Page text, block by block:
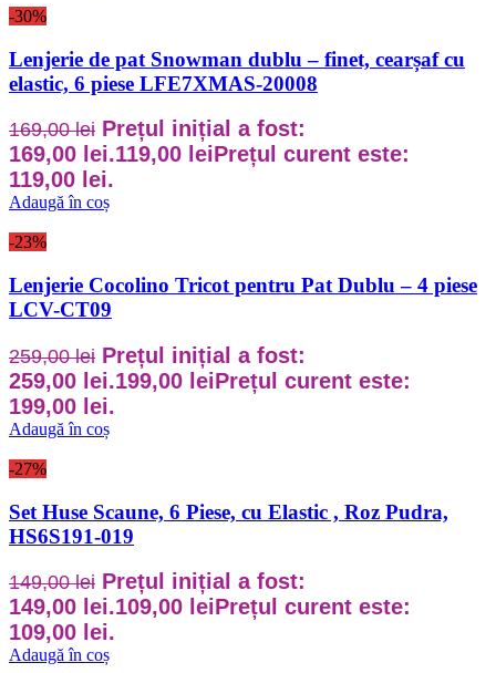
-30%
Lenjerie de pat Snowman dublu – finet, cearșaf cu
elastic, 6 piese LFE7XMAS-20008
169,00lei Prețul inițial a fost:
169,00 lei.119,00 leiPrețul curent este:
119,00 lei.
Adaugă în coș
-23%
Lenjerie Cocolino Tricot pentru Pat Dublu – 4 piese
LCV-CT09
259,00lei Prețul inițial a fost:
259,00 lei.199,00 leiPrețul curent este:
199,00 lei.
Adaugă în coș
-27%
Set Huse Scaune, 6 Piese, cu Elastic , Roz Pudra,
HS6S191-019
149,00lei Prețul inițial a fost:
149,00 lei.109,00 leiPrețul curent este:
109,00 lei.
Adaugă în coș